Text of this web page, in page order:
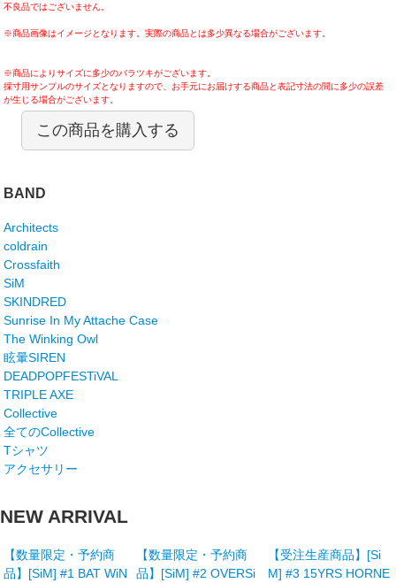
不良品ではございません。
※商品画像はイメージとなります。実際の商品とは多少異なる場合がございます。
※商品によりサイズに多少のバラツキがございます。
採寸用サンプルのサイズとなりますので、お手元にお届けする商品と表記寸法の間に多少の誤差
が生じる場合がございます。
この商品を購入する
BAND
Architects
coldrain
Crossfaith
SiM
SKINDRED
Sunrise In My Attache Case
The Winking Owl
眩暈SIREN
DEADPOPFESTiVAL
TRIPLE AXE
Collective
全てのCollective
Tシャツ
アクセサリー
NEW ARRIVAL
【数量限定・予約商
品】[SiM] #1 BAT WiN
【数量限定・予約商
品】[SiM] #2 OVERSi
【受注生産商品】[Si
M] #3 15YRS HORNE